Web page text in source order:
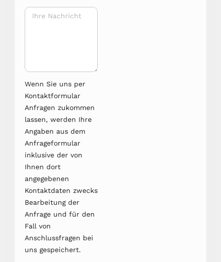
Wenn Sie uns per
Kontaktformular
Anfragen zukommen
lassen, werden Ihre
Angaben aus dem
Anfrageformular
inklusive der von
Ihnen dort
angegebenen
Kontaktdaten zwecks
Bearbeitung der
Anfrage und für den
Fall von
Anschlussfragen bei
uns gespeichert.